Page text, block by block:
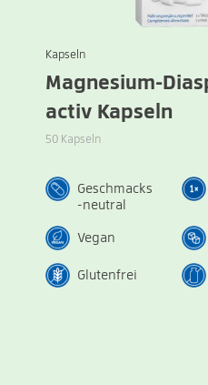
Kapseln
Magnesium-
activ Kapseln
50 Kapseln
Geschmacks
-neutral
Vegan
Glutenfrei